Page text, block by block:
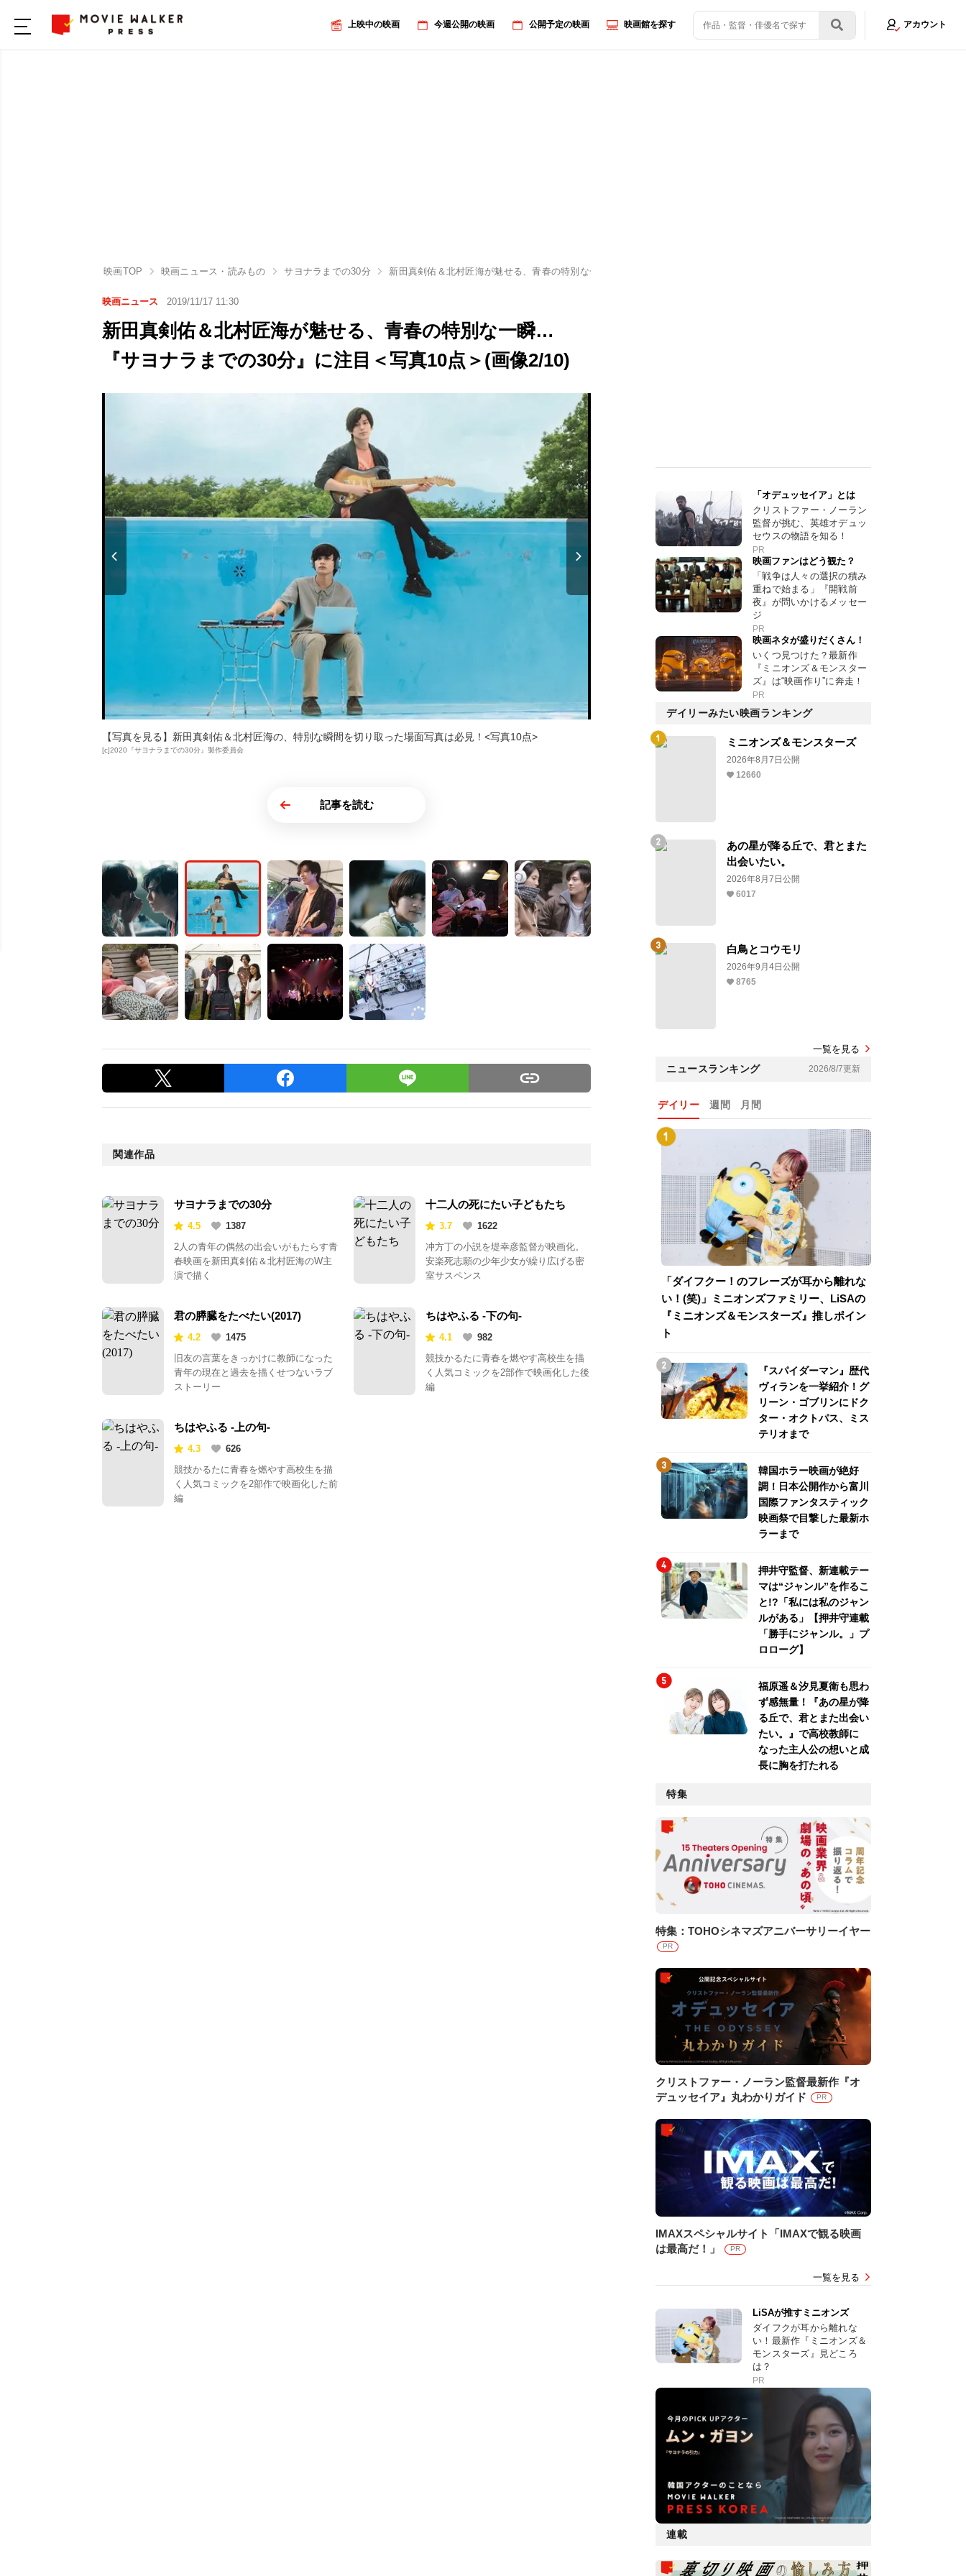
上映中の映画 今週公開の映画 公開予定の映画 映画館を探す アカウント
映画TOP 映画ニュース・読みもの サヨナラまでの30分 新田真剣佑＆北村匠海が魅せる、青春の特別な一瞬…『サヨナラまでの30分』に注目＜写真10点＞
映画ニュース 2019/11/17 11:30
新田真剣佑＆北村匠海が魅せる、青春の特別な一瞬…
『サヨナラまでの30分』に注目＜写真10点＞(画像2/10)
【写真を見る】新田真剣佑＆北村匠海の、特別な瞬間を切り取った場面写真は必見！<写真10点>
[c]2020『サヨナラまでの30分』製作委員会
記事を読む
関連作品
サヨナラまでの30分
4.5
1387
2人の青年の偶然の出会いがもたらす青
春映画を新田真剣佑＆北村匠海のW主
演で描く
十二人の死にたい子どもたち
3.7
1622
冲方丁の小説を堤幸彦監督が映画化。
安楽死志願の少年少女が繰り広げる密
室サスペンス
君の膵臓をたべたい(2017)
4.2
1475
旧友の言葉をきっかけに教師になった
青年の現在と過去を描くせつないラブ
ストーリー
ちはやふる -下の句-
4.1
982
競技かるたに青春を燃やす高校生を描
く人気コミックを2部作で映画化した後
編
ちはやふる -上の句-
4.3
626
競技かるたに青春を燃やす高校生を描
く人気コミックを2部作で映画化した前
編
「オデュッセイア」とは
クリストファー・ノーラン
監督が挑む、英雄オデュッ
セウスの物語を知る！
PR
映画ファンはどう観た？
「戦争は人々の選択の積み
重ねで始まる」『開戦前
夜』が問いかけるメッセー
ジ
PR
映画ネタが盛りだくさん！
いくつ見つけた？最新作
『ミニオンズ＆モンスター
ズ』は“映画作り”に奔走！
PR
デイリーみたい映画ランキング
ミニオンズ＆モンスターズ
2026年8月7日公開
12660
あの星が降る丘で、君とまた
出会いたい。
2026年8月7日公開
6017
白鳥とコウモリ
2026年9月4日公開
8765
一覧を見る
ニュースランキング 2026/8/7更新
デイリー 週間 月間
「ダイフクー！のフレーズが耳から離れな
い！(笑)」ミニオンズファミリー、LiSAの
『ミニオンズ＆モンスターズ』推しポイン
ト
『スパイダーマン』歴代
ヴィランを一挙紹介！グ
リーン・ゴブリンにドク
ター・オクトパス、ミス
テリオまで
韓国ホラー映画が絶好
調！日本公開作から富川
国際ファンタスティック
映画祭で目撃した最新ホ
ラーまで
押井守監督、新連載テー
マは“ジャンル”を作るこ
と!?「私には私のジャン
ルがある」【押井守連載
「勝手にジャンル。」プ
ロローグ】
福原遥＆汐見夏衛も思わ
ず感無量！『あの星が降
る丘で、君とまた出会い
たい。』で高校教師に
なった主人公の想いと成
長に胸を打たれる
特集
特集：TOHOシネマズアニバーサリーイヤー
PR
クリストファー・ノーラン監督最新作『オ
デュッセイア』丸わかりガイド
PR
IMAXスペシャルサイト「IMAXで観る映画
は最高だ！」
PR
一覧を見る
LiSAが推すミニオンズ
ダイフクが耳から離れな
い！最新作『ミニオンズ＆
モンスターズ』見どころ
は？
PR
連載